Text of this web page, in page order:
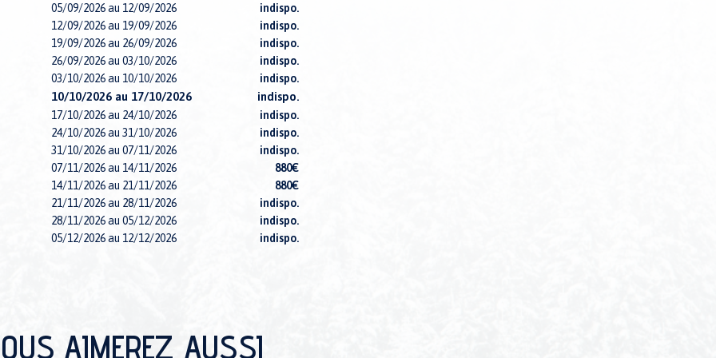
05/09/2026 au 12/09/2026
indispo.
12/09/2026 au 19/09/2026
indispo.
19/09/2026 au 26/09/2026
indispo.
26/09/2026 au 03/10/2026
indispo.
03/10/2026 au 10/10/2026
indispo.
10/10/2026 au 17/10/2026 indispo.
17/10/2026 au 24/10/2026
indispo.
24/10/2026 au 31/10/2026
indispo.
31/10/2026 au 07/11/2026
indispo.
07/11/2026 au 14/11/2026
880€
14/11/2026 au 21/11/2026
880€
21/11/2026 au 28/11/2026
indispo.
28/11/2026 au 05/12/2026
indispo.
05/12/2026 au 12/12/2026
indispo.
16/01/2027 au 23/01/2027
AIMEREZ AUSSI